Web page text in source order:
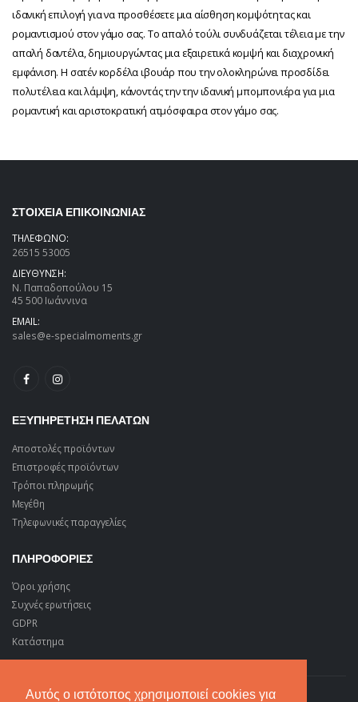
Αυτός ο ιστότοπος χρησιμοποιεί cookies για
ιδανική επιλογή για να προσθέσετε μια αίσθηση κομψότητας και
ρομαντισμού στον γάμο σας. Το απαλό τούλι συνδυάζεται τέλεια με την
απαλή δαντέλα, δημιουργώντας μια εξαιρετικά κομψή και διαχρονική
εμφάνιση. Η σατέν κορδέλα ιβουάρ που την ολοκληρώνει προσδίδει
πολυτέλεια και λάμψη, κάνοντάς την την ιδανική μπομπονιέρα για μια
ρομαντική και αριστοκρατική ατμόσφαιρα στον γάμο σας.
ΣΤΟΙΧΕΙΑ ΕΠΙΚΟΙΝΩΝΙΑΣ
ΤΗΛΕΦΩΝΟ:
26515 53005
ΔΙΕΥΘΥΝΣΗ:
Ν. Παπαδοπούλου 15
45 500 Ιωάννινα
EMAIL:
sales@e-specialmoments.gr
ΕΞΥΠΗΡΕΤΗΣΗ ΠΕΛΑΤΩΝ
Αποστολές προϊόντων
Επιστροφές προϊόντων
Τρόποι πληρωμής
Μεγέθη
Τηλεφωνικές παραγγελίες
ΠΛΗΡΟΦΟΡΙΕΣ
Όροι χρήσης
Συχνές ερωτήσεις
GDPR
Κατάστημα